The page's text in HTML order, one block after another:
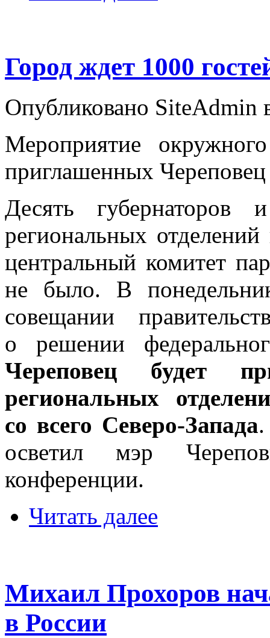
Город ждет 1000
Опубликовано SiteAdmin
Мероприятие
приглашенных
Десять губернаторов
региональных
центральный комитет
не было. В
совещании
о решении
Череповец будет
региональных
со всего Северо-Запада
осветил мэр
конференции.
Читать далее
Михаил Прохоров
в России